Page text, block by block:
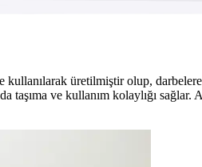
üretilmiştir olup,
taşıma ve kullanım kolaylığı